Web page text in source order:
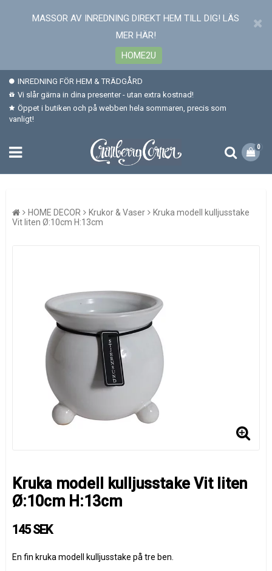
MASSOR AV INREDNING DIREKT HEM TILL DIG! LÄS
MER HÄR!
HOME2U
INREDNING FÖR HEM & TRÄDGÅRD
Vi slår gärna in dina presenter - utan extra kostnad!
Öppet i butiken och på webben hela sommaren, precis som
vanligt!
0
HOME DECOR Krukor & Vaser
Kruka modell kulljusstake
Vit liten Ø:10cm H:13cm
Kruka modell kulljusstake Vit liten
Ø:10cm H:13cm
145 SEK
En fin kruka modell kulljusstake på tre ben.